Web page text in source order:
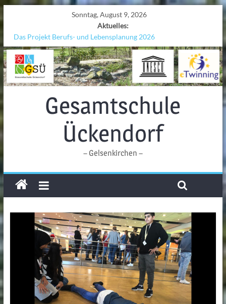
Sonntag, August 9, 2026
Aktuelles:
Das Projekt Berufs- und Lebensplanung 2026
UNESCO Stadtradeln „Grenzen überwinden“
KCC-Workshop
Sicherheit auf den Wellen: Lehrkräfte bilden sich in Alicante fort
Ferien!!!
Gesamtschule
Ückendorf
– Gelsenkirchen –